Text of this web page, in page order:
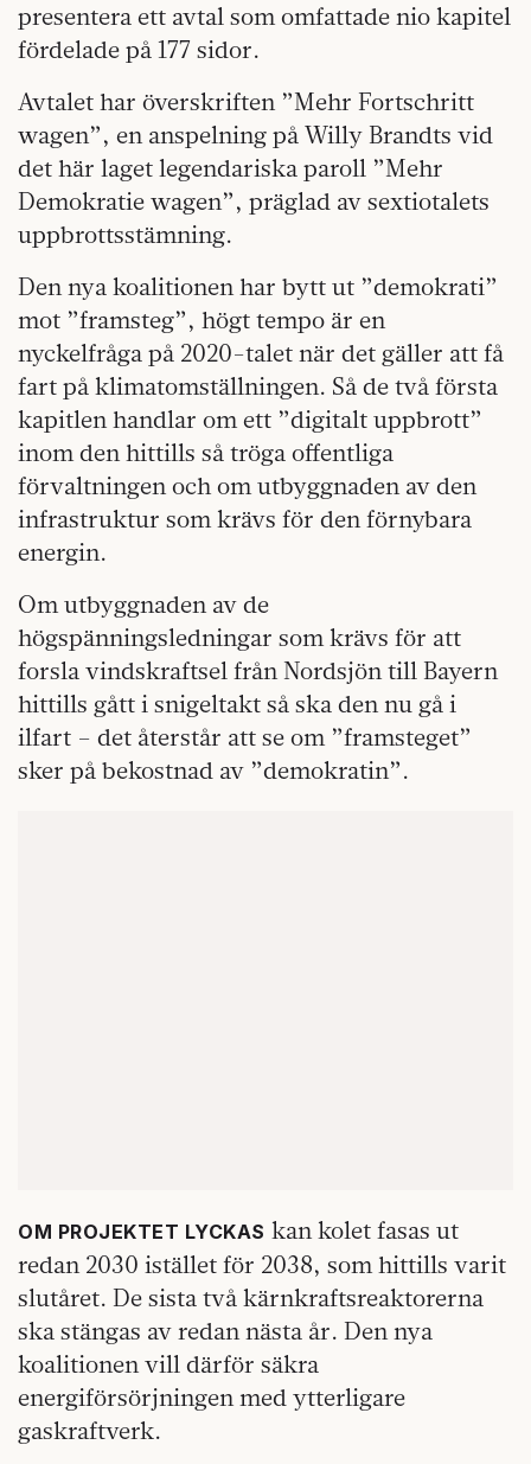
presentera ett avtal som omfattade nio kapitel
fördelade på 177 sidor.
Avtalet har överskriften ”Mehr Fortschritt
wagen”, en anspelning på Willy Brandts vid
det här laget legendariska paroll ”Mehr
Demokratie wagen”, präglad av sextiotalets
uppbrottsstämning.
Den nya koalitionen har bytt ut ”demokrati”
mot ”framsteg”, högt tempo är en
nyckelfråga på 2020-talet när det gäller att få
fart på klimatomställningen. Så de två första
kapitlen handlar om ett ”digitalt uppbrott”
inom den hittills så tröga offentliga
förvaltningen och om utbyggnaden av den
infrastruktur som krävs för den förnybara
energin.
Om utbyggnaden av de
högspänningsledningar som krävs för att
forsla vindskraftsel från Nordsjön till Bayern
hittills gått i snigeltakt så ska den nu gå i
ilfart – det återstår att se om ”framsteget”
sker på bekostnad av ”demokratin”.
OM PROJEKTET LYCKAS kan kolet fasas ut
redan 2030 istället för 2038, som hittills varit
slutåret. De sista två kärnkraftsreaktorerna
ska stängas av redan nästa år. Den nya
koalitionen vill därför säkra
energiförsörjningen med ytterligare
gaskraftverk.